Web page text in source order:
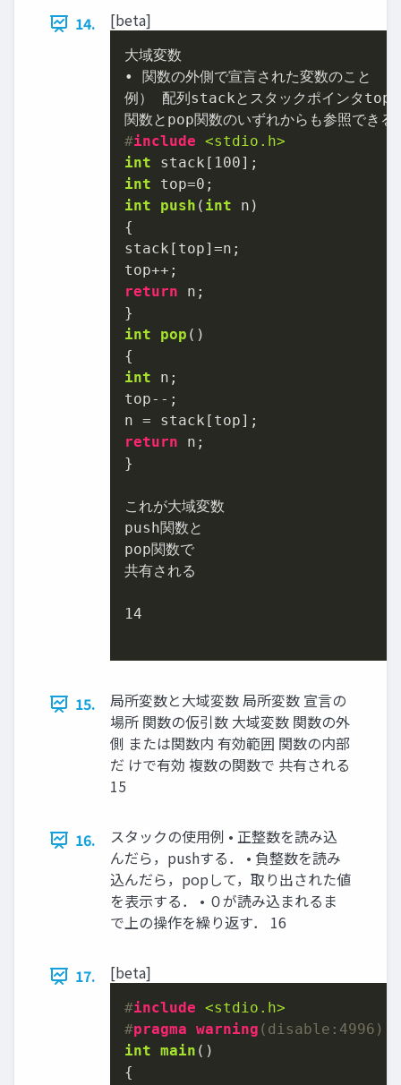
14. [beta]
大域変数
• 関数の外側で宣言された変数のこと
例） 配列stackとスタックポインタtop
#include <stdio.h>
int stack[ 100
int top=0
int
push ( int n)
{
stack[top]=n;
return n;
int
pop ()
int n;
top--;
return n;
}
これが大域変数
push関数と
pop関数で
共有される
14
15.
局所変数と大域変数 局所変数 宣言の
場所 関数の仮引数 大域変数 関数の外
側 または関数内 有効範囲 関数の内部
だ けで有効 複数の関数で 共有される
15
16.
スタックの使用例 • 正整数を読み込
んだら，pushする． • 負整数を読み
込んだら，popして，取り出された値
を表示する． • ０が読み込まれるま
で上の操作を繰り返す． 16
17. [beta]
#include <stdio.h>
#pragma warning (disable:4996)
int main ()